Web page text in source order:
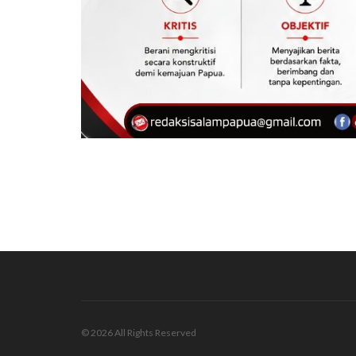
© 2026 All Rights Reserved